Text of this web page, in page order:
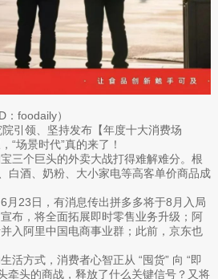
foodaily）
引领、坚持发布【年度十大消费场
“场景时代”真的来了！
三个巨头的外卖大战打得难解难分。根
白酒、奶粉、大小家电等高客单价商品成
月23日，有消息传出拼多多将于8月入局
布，将全面拓展即时零售业务升级；阿
入阿里中国电商事业群；此前，京东也
活方式，消费者心智正从 “囤货” 向 “即
牵头的商战，释放了什么关键信号？又将